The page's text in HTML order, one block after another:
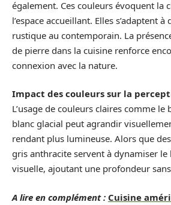
également. Ces couleurs évoquent la
l’espace accueillant. Elles s’adaptent
rustique au contemporain. La
de pierre dans la cuisine renforce
connexion avec la nature.
Impact des couleurs sur la
L’usage de couleurs claires comme le
blanc glacial peut agrandir
rendant plus lumineuse. Alors que
gris anthracite servent à dynamiser
visuelle, ajoutant une profondeur
A lire en complément : Cuisine